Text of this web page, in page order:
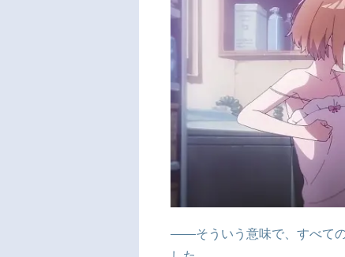
――そういう意味で、すべて